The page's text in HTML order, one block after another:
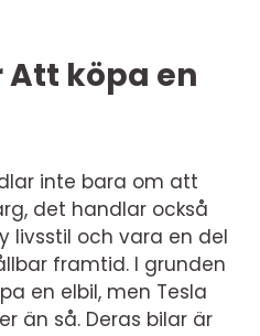
Att köpa en
inte bara om att
det handlar också
livsstil och vara en del
framtid. I grunden
en elbil, men Tesla
än så. Deras bilar är